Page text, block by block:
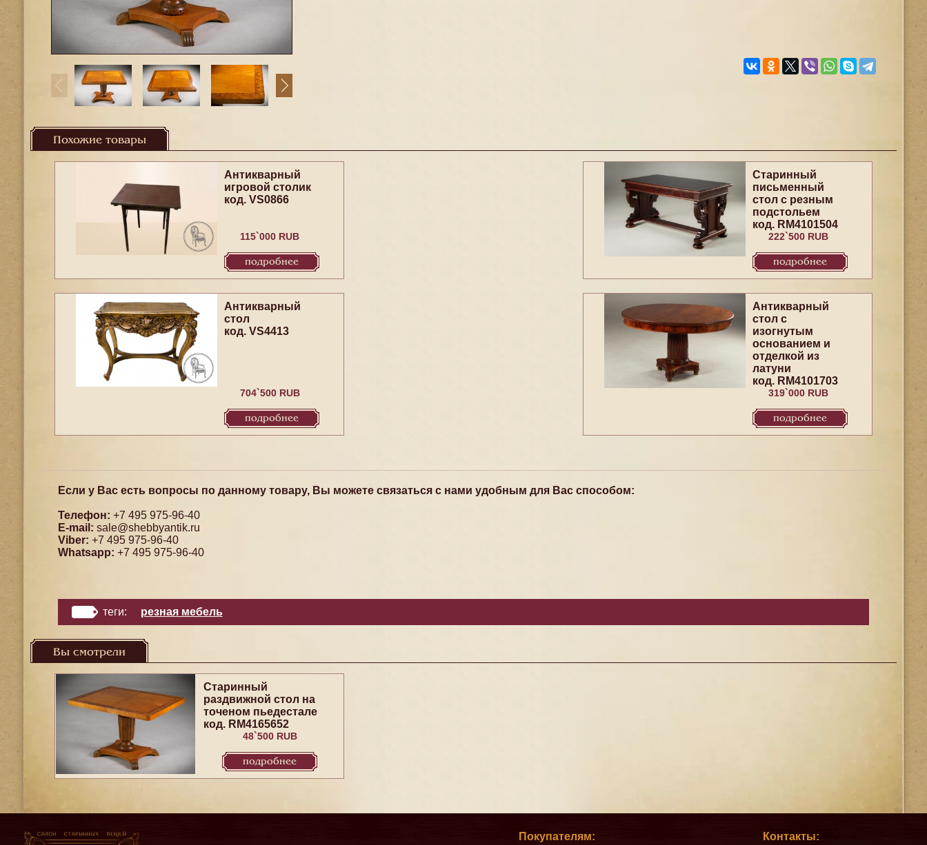
Похожие товары
Антикварный
игровой столик
код. VS0866
115`000 RUB
подробнее
Старинный
письменный
стол с резным
подстольем
код. RM4101504
222`500 RUB
подробнее
Антикварный
стол
код. VS4413
704`500 RUB
подробнее
Антикварный
стол с
изогнутым
основанием и
отделкой из
латуни
код. RM4101703
319`000 RUB
подробнее
Если у Вас есть вопросы по данному товару, Вы можете связаться с нами удобным для Вас способом:
Телефон: +7 495 975-96-40
E-mail: sale@shebbyantik.ru
Viber: +7 495 975-96-40
Whatsapp: +7 495 975-96-40
теги: резная мебель
Вы смотрели
Старинный
раздвижной стол на
точеном пьедестале
код. RM4165652
48`500 RUB
подробнее
Покупателям: Контакты: